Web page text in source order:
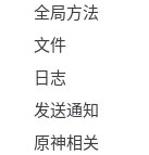
全局方法
文件
日志
发送通知
原神相关